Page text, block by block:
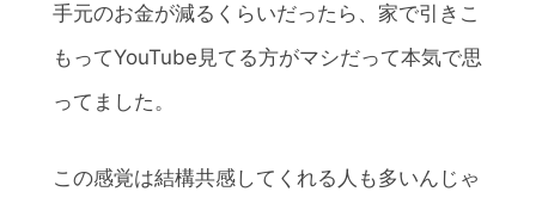
手元のお金が減るくらいだったら、家で引きこ
もってYouTube見てる方がマシだって本気で思
ってました。
この感覚は結構共感してくれる人も多いんじゃ